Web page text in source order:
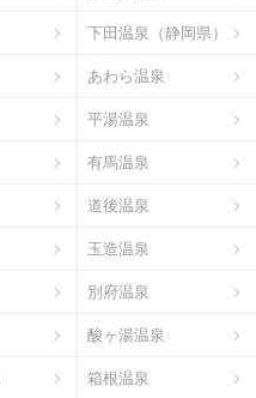
下田温泉（静岡県）
あわら温泉
平湯温泉
有馬温泉
道後温泉
玉造温泉
別府温泉
酸ヶ湯温泉
箱根温泉